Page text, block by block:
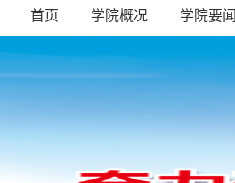
首页 学院概况 学院要闻